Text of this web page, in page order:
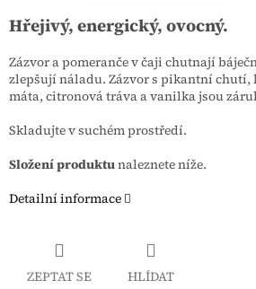
Hřejivý, energický, ovocný.
Zázvor a pomeranče v čaji chutnají
zlepšují náladu. Zázvor s pikantní chutí,
máta, citronová tráva a vanilka jsou
Skladujte v suchém prostředí.
Složení produktunaleznete níže.
Detailní informace
ZEPTAT SE HLÍDAT